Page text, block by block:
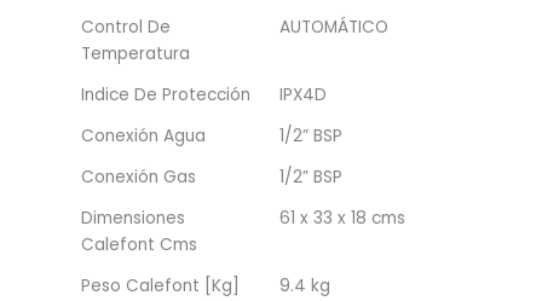
Control De
Temperatura
AUTOMÁTICO
Indice De Protección
IPX4D
Conexión Agua
1/2” BSP
Conexión Gas
1/2” BSP
Dimensiones
Calefont Cms
61 x 33 x 18 cms
Peso Calefont [Kg]
9.4 kg